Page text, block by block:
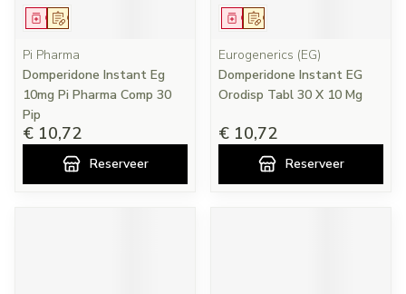
Op voorschrift
Geneesmiddel
Pi Pharma
Domperidone Instant Eg
10mg Pi Pharma Comp 30
Pip
€ 10,72
Reserveer
Op voorschrift
Geneesmiddel
Eurogenerics (EG)
Domperidone Instant EG
Orodisp Tabl 30 X 10 Mg
€ 10,72
Reserveer